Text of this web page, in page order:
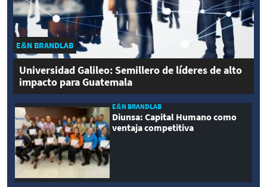
E&N BRANDLAB
Universidad Galileo: Semillero de líderes de alto
impacto para Guatemala
E&N BRANDLAB
Diunsa: Capital Humano como
ventaja competitiva